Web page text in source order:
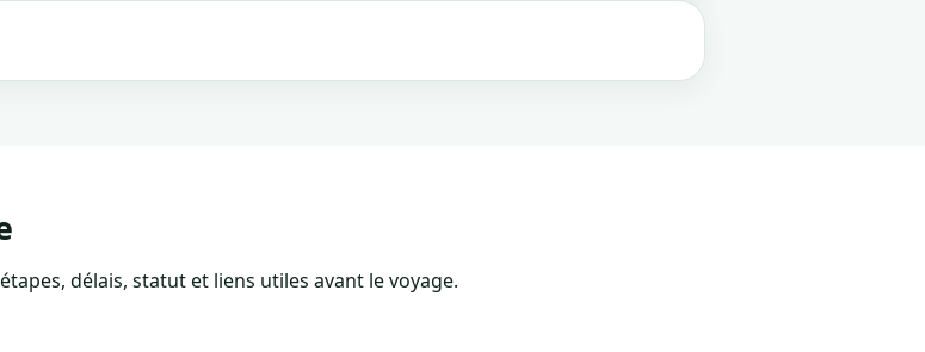
délais, statut et liens utiles avant le voyage.